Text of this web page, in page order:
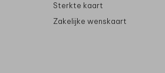
Sterkte kaart
Zakelijke wenskaart